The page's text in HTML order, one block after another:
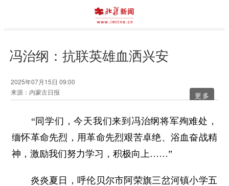
冯治纲：抗联英雄血洒兴安
2025年07月15日 09:00
来源：内蒙古日报
更多
“同学们，今天我们来到冯治纲将军殉难处，
缅怀革命先烈，用革命先烈艰苦卓绝、浴血奋战精
神，激励我们努力学习，积极向上……”
炎炎夏日，呼伦贝尔市阿荣旗三岔河镇小学五